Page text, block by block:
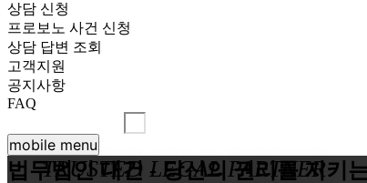
상담 신청
프로보노 사건 신청
상담 답변 조회
고객지원
공지사항
FAQ
mobile menu
법무법인 대건 - 당신의 권리를 지키
TRUSTED LEGAL PARTNER